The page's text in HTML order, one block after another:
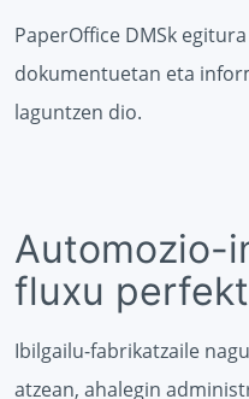
PaperOffice DMSk
dokumentuetan eta
laguntzen dio.
Automozio-
fluxu
Ibilgailu-fabrikatzaile
atzean, ahalegin